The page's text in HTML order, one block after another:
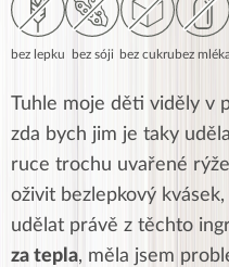
bez lepku bez sóji bez cukrubez
Tuhle moje děti viděly v
zda bych jim je taky
ruce trochu uvařené
oživit bezlepkový
udělat právě z těchto
za tepla, měla jsem